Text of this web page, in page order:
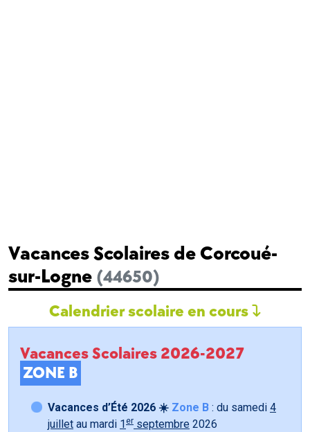
Vacances Scolaires de Corcoué-
sur-Logne (44650)
Calendrier scolaire en cours
Vacances Scolaires 2026-2027
ZONE B
Vacances d’Été 2026 ☀️ Zone B : du samedi 4
juillet au mardi 1 er septembre 2026